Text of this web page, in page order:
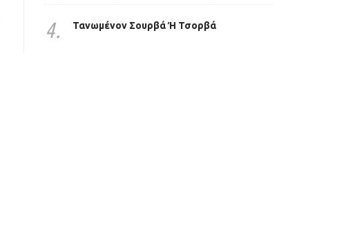
4. Τανωμένον Σουρβά Ή Τσορβά